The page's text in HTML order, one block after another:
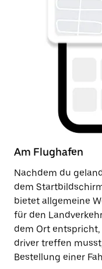
Am Flughafen
Nachdem du
dem
bietet allgemeine
für den
dem Ort
driver treffen
Bestellung einer